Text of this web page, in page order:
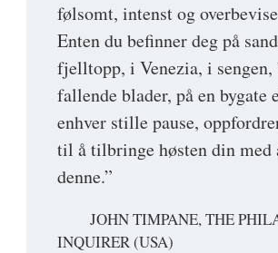
følsomt, intenst og
Enten du befinner deg på
fjelltopp, i Venezia, i sengen,
fallende blader, på en bygate
enhver stille pause,
til å tilbringe høsten din med
denne.”
JOHN TIMPANE, THE
INQUIRER (USA)